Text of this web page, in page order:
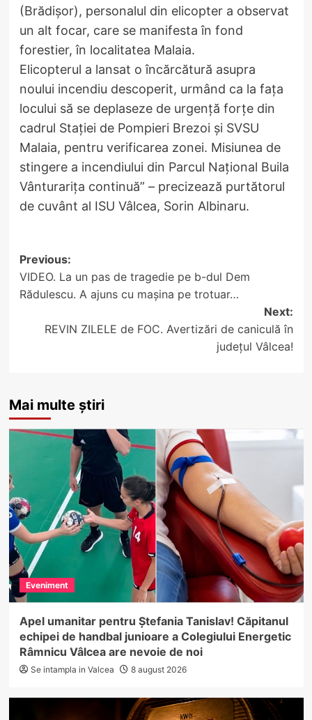
(Brădișor), personalul din elicopter a observat
un alt focar, care se manifesta în fond
forestier, în localitatea Malaia.
Elicopterul a lansat o încărcătură asupra
noului incendiu descoperit, urmând ca la fața
locului să se deplaseze de urgență forțe din
cadrul Stației de Pompieri Brezoi și SVSU
Malaia, pentru verificarea zonei. Misiunea de
stingere a incendiului din Parcul Național Buila
Vânturarița continuă” – precizează purtătorul
de cuvânt al ISU Vâlcea, Sorin Albinaru.
Post
navigation
Previous:
VIDEO. La un pas de tragedie pe b-dul Dem
Rădulescu. A ajuns cu mașina pe trotuar…
Next:
REVIN ZILELE de FOC. Avertizări de caniculă în
județul Vâlcea!
Mai multe știri
Eveniment
Apel umanitar pentru Ștefania Tanislav! Căpitanul
echipei de handbal junioare a Colegiului Energetic
Râmnicu Vâlcea are nevoie de noi
Se intampla in Valcea 8 august 2026